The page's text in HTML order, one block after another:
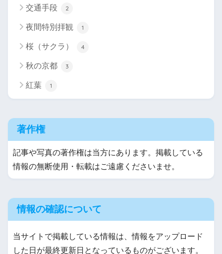
交通手段 2
夜間特別拝観 1
桜（サクラ） 4
秋の京都 3
紅葉 1
著作権
記事や写真の著作権は当方にあります。掲載している
情報の無断使用・転載はご遠慮くださいませ。
情報の確認について
当サイトで掲載している情報は、情報をアップロード
した日が最終更新日となっているものがございます。